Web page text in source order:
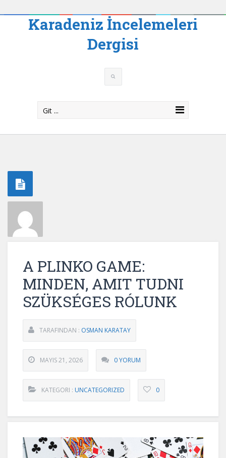
Karadeniz İncelemeleri
Dergisi
Git ...
A PLINKO GAME:
MINDEN, AMIT TUDNI
SZÜKSÉGES RÓLUNK
TARAFINDAN : OSMAN KARATAY
MAYIS 21, 2026 0 YORUM
KATEGORI : UNCATEGORIZED 0